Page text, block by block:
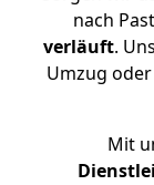
nach
verläuft.
Umzug
Mit